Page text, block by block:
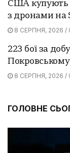
США купують
з дронами на
8 СЕРПНЯ, 2026 /
223 бої за
8 СЕРПНЯ, 2026 /
ГОЛОВНЕ